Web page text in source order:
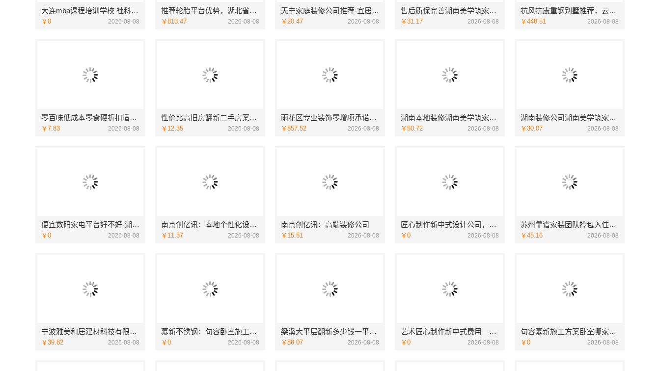
大连mba课程培训学校 社科赛斯MBA考研定制专业辅导规划
￥0 2026-08-08
推荐轮胎平台优势，湖北省腾冠畅实业贸易有限公司引领
￥813.47 2026-08-08
天宁家庭装修公司推荐-宜居佳专业团队
￥20.47 2026-08-08
售后质保完善湖南美学筑家公司软装配套湖南美学筑家
￥31.17 2026-08-08
抗风抗震重钢别墅推荐，云南晟构建筑建材有限公司懂云南气候
￥448.51 2026-08-08
零百味低成本零食硬折扣适配全场景，河南零百味供应链有限公司
￥7.83 2026-08-08
性价比高旧房翻新二手房案例，苏州兔哥哥智装新材料
￥12.35 2026-08-08
雨花区专业装饰零增项承诺，湖南创益讯建筑有限公司靠谱
￥557.52 2026-08-08
湖南本地装修湖南美学筑家建材商铺装修，湖南美学筑家建材高效交付
￥50.72 2026-08-08
湖南装修公司湖南美学筑家建材老房翻新，湖南美学筑家建材让旧房焕新
￥30.07 2026-08-08
便宜数码家电平台好不好-湖北省惠物电子商务有限公司
￥0 2026-08-08
南京创亿讯：本地个性化设计批发
￥11.37 2026-08-08
南京创亿讯：高端装修公司
￥15.51 2026-08-08
匠心制作新中式设计公司，华居不锈钢融合之美
￥0 2026-08-08
苏州靠谱家装团队拎包入住，苏州百年豪庭新材料
￥45.16 2026-08-08
宁波雅美和居建材科技有限公司：宁波奉化家装装修线下门店地址
￥39.82 2026-08-08
慕新不锈钢：句容卧室施工方案评测
￥0 2026-08-08
梁溪大平层翻新多少钱一平_无锡亿莱居装饰工程材料有限公司
￥88.07 2026-08-08
艺术匠心制作新中式费用——江苏东钢金属家居详解
￥0 2026-08-08
句容慕新施工方案卧室哪家好，慕新不锈钢全案装修口碑
￥0 2026-08-08